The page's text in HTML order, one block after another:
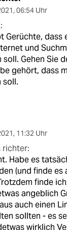
, 06:54 Uhr
Gerüchte, dass
und
soll. Gehen Sie
gehört, dass
soll.
, 11:32 Uhr
richter:
Habe es
(und finde es
finde
angeblich
auch einen
sollten - es
wirklich